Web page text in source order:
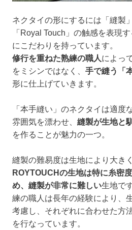
ネクタイの形にするには「縫製
「Royal Touch」の触感を表現
にこだわりを持っています。
修行を重ねた熟練の職人によっ
をミシンではなく、 手で縫う「
形に仕上げていきます。
「本手縫い」のネクタイは適度
雰囲気を漂わせ、 縫製が生地と
を作ることが魅力の一つ。
縫製の難易度は生地により大き
ROYTOUCHの生地は特に糸密
め、縫製が非常に難しい生地で
練の職人は長年の経験により、
考慮し、それぞれに合わせた方
を行なっています。